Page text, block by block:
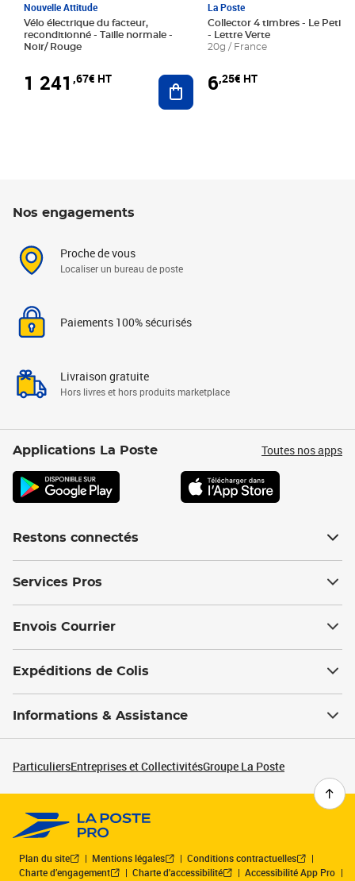
Nouvelle Attitude
Vélo électrique du facteur,
reconditionné - Taille normale -
Noir/ Rouge
1 241 ,67€ HT Ajouter au panier
La Poste
Collector 4 timbres - Le Petit
- Lettre Verte
20g / France
6,25€ HT
Nos engagements
Proche de vous
Localiser un bureau de poste
Paiements 100% sécurisés
Livraison gratuite
Hors livres et hors produits marketplace
Applications La Poste Toutes nos apps
Restons connectés
Services Pros
Envois Courrier
Expéditions de Colis
Informations & Assistance
ParticuliersEntreprises et CollectivitésGroupe La Poste
Plan du site Mentions légales
Conditions contractuelles
Charte d’engagement
Charte d'accessibilité
Accessibilité App Pro